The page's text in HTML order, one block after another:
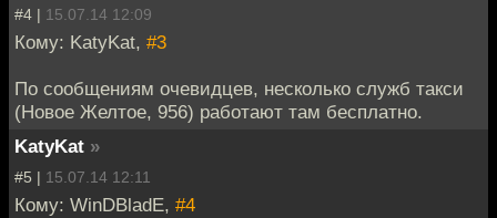
#4 | 15.07.14 12:09
Кому: KatyKat, #3
По сообщениям очевидцев, несколько служб такси
(Новое Желтое, 956) работают там бесплатно.
KatyKat »
#5 | 15.07.14 12:11
Кому: WinDBladE, #4